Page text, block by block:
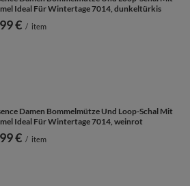
Ideal Für Wintertage 7014, dunkeltürkis
€ / item
Damen Bommelmütze Und Loop-Schal Mit
Ideal Für Wintertage 7014, weinrot
€ / item